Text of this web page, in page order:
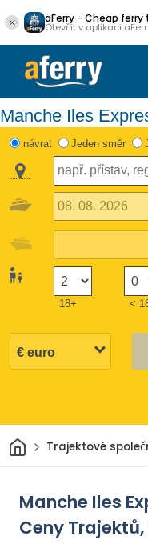
aFerry - Cheap ferry
Otevřít v aplikaci
Manche Iles
návrat Jeden směr
18+ <
Domov
Trajektové
Manche Iles
Ceny Trajektů,